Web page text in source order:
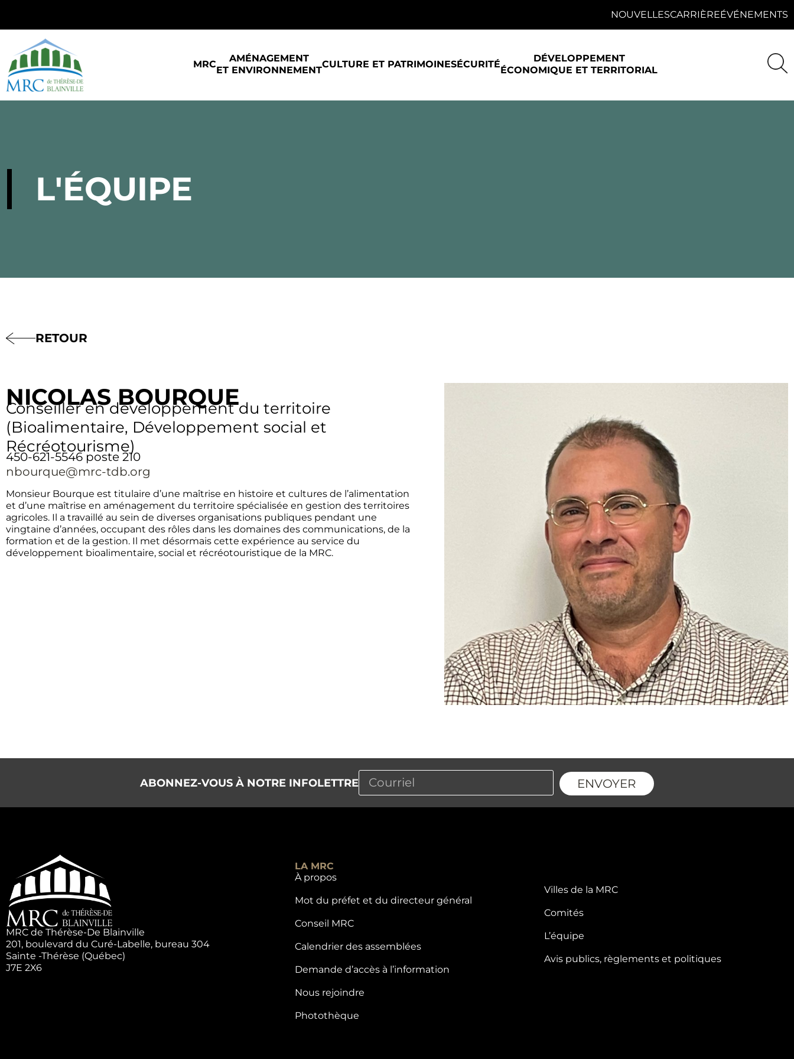
NOUVELLESCARRIÈREÉVÉNEMENTS
MRC
AMÉNAGEMENT
ET ENVIRONNEMENT
CULTURE ET PATRIMOINESÉCURITÉ
DÉVELOPPEMENT
ÉCONOMIQUE ET TERRITORIAL
L'ÉQUIPE
RETOUR
NICOLAS BOURQUE
Conseiller en développement du territoire
(Bioalimentaire, Développement social et
Récréotourisme)
450-621-5546 poste 210
nbourque@mrc-tdb.org
Monsieur Bourque est titulaire d’une maîtrise en histoire et cultures de l’alimentation
et d’une maîtrise en aménagement du territoire spécialisée en gestion des territoires
agricoles. Il a travaillé au sein de diverses organisations publiques pendant une
vingtaine d’années, occupant des rôles dans les domaines des communications, de la
formation et de la gestion. Il met désormais cette expérience au service du
développement bioalimentaire, social et récréotouristique de la MRC.
ABONNEZ-VOUS À NOTRE INFOLETTRE ENVOYER
MRC de Thérèse-De Blainville
201, boulevard du Curé-Labelle, bureau 304
Sainte -Thérèse (Québec)
J7E 2X6
LA MRC
À propos
Mot du préfet et du directeur général
Conseil MRC
Calendrier des assemblées
Demande d’accès à l’information
Nous rejoindre
Photothèque
Villes de la MRC
Comités
L’équipe
Avis publics, règlements et politiques